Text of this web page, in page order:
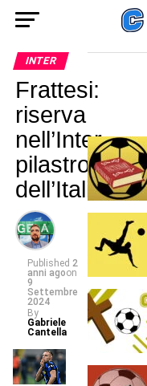
INTER
Frattesi:
riserva
nell’Inter,
pilastro
dell’Italia
Published 2
anni agoon
9
Settembre
2024
By
Gabriele
Cantella